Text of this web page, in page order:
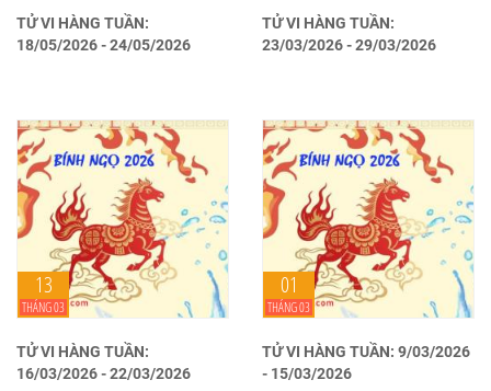
TỬ VI HÀNG TUẦN:
18/05/2026 - 24/05/2026
TỬ VI HÀNG TUẦN:
23/03/2026 - 29/03/2026
13
THÁNG 03
TỬ VI HÀNG TUẦN:
16/03/2026 - 22/03/2026
01
THÁNG 03
TỬ VI HÀNG TUẦN: 9/03/2026
- 15/03/2026